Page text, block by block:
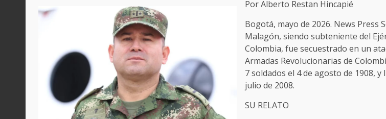
Por Alberto Restan Hincapié
Bogotá, mayo de 2026. News Press
Malagón, siendo subteniente del
Colombia, fue secuestrado en un
Armadas Revolucionarias de
7 soldados el 4 de agosto de 1908, y
julio de 2008.
SU RELATO